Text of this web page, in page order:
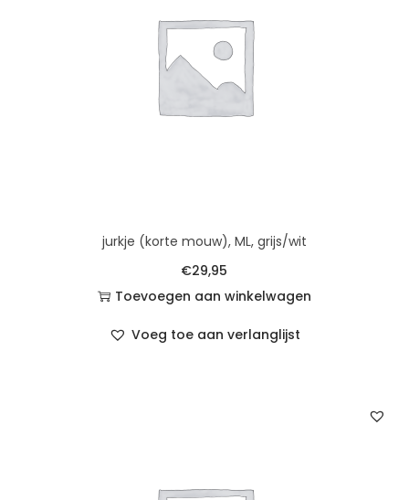
jurkje (korte mouw), ML, grijs/wit
€29,95
Toevoegen aan winkelwagen
Voeg toe aan verlanglijst